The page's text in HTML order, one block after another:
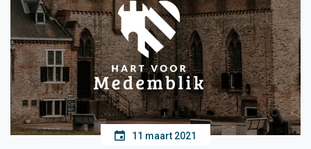
11 maart 2021